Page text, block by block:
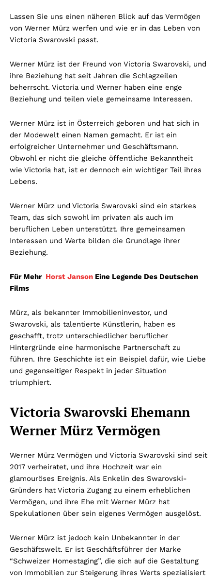
Lassen Sie uns einen näheren Blick auf das Vermögen
von Werner Mürz werfen und wie er in das Leben von
Victoria Swarovski passt.
Werner Mürz ist der Freund von Victoria Swarovski, und
ihre Beziehung hat seit Jahren die Schlagzeilen
beherrscht. Victoria und Werner haben eine enge
Beziehung und teilen viele gemeinsame Interessen.
Werner Mürz ist in Österreich geboren und hat sich in
der Modewelt einen Namen gemacht. Er ist ein
erfolgreicher Unternehmer und Geschäftsmann.
Obwohl er nicht die gleiche öffentliche Bekanntheit
wie Victoria hat, ist er dennoch ein wichtiger Teil ihres
Lebens.
Werner Mürz und Victoria Swarovski sind ein starkes
Team, das sich sowohl im privaten als auch im
beruflichen Leben unterstützt. Ihre gemeinsamen
Interessen und Werte bilden die Grundlage ihrer
Beziehung.
Für Mehr Horst Janson Eine Legende Des Deutschen
Films
Mürz, als bekannter Immobilieninvestor, und
Swarovski, als talentierte Künstlerin, haben es
geschafft, trotz unterschiedlicher beruflicher
Hintergründe eine harmonische Partnerschaft zu
führen. Ihre Geschichte ist ein Beispiel dafür, wie Liebe
und gegenseitiger Respekt in jeder Situation
triumphiert.
Victoria Swarovski Ehemann
Werner Mürz Vermögen
Werner Mürz Vermögen und Victoria Swarovski sind seit
2017 verheiratet, und ihre Hochzeit war ein
glamouröses Ereignis. Als Enkelin des Swarovski-
Gründers hat Victoria Zugang zu einem erheblichen
Vermögen, und ihre Ehe mit Werner Mürz hat
Spekulationen über sein eigenes Vermögen ausgelöst.
Werner Mürz ist jedoch kein Unbekannter in der
Geschäftswelt. Er ist Geschäftsführer der Marke
“Schweizer Homestaging”, die sich auf die Gestaltung
von Immobilien zur Steigerung ihres Werts spezialisiert